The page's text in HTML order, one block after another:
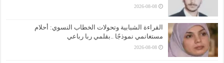
2026-08-08
القراءة الشبابية وتحولات الخطاب النسوي: أحلام
مستغانمي نموذجًا ..بقلمي ربا رباعي
2026-08-08